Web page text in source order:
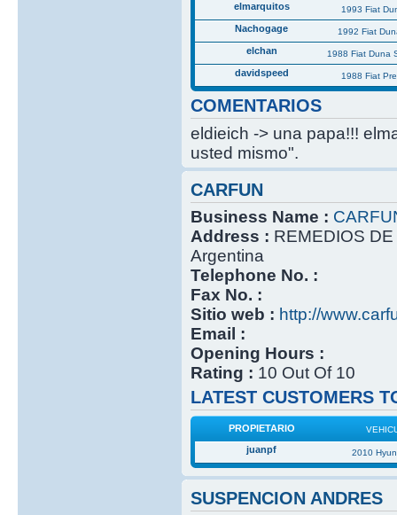
elmarquitos 1993 Fiat
Nachogage 1992 Fiat
elchan 1988 Fiat Duna
davidspeed 1988 Fiat
COMENTARIOS
eldieich -> una papa!!!
usted mismo".
CARFUN
Business Name :
Address : REMEDIOS
Argentina
Telephone No. :
Fax No. :
Sitio web : http://
Email :
Opening Hours :
Rating : 10 Out Of 10
LATEST CUSTOMERS
PROPIETARIO
juanpf 2010
SUSPENCION ANDRES